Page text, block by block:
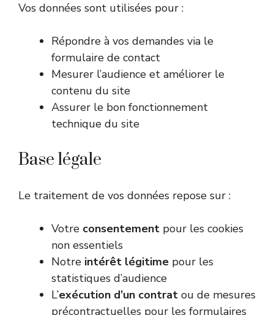
Vos données sont utilisées pour :
Répondre à vos demandes via le
formulaire de contact
Mesurer l’audience et améliorer le
contenu du site
Assurer le bon fonctionnement
technique du site
Base légale
Le traitement de vos données repose sur :
Votre consentement pour les cookies
non essentiels
Notre intérêt légitime pour les
statistiques d’audience
L’exécution d’un contrat ou de mesures
précontractuelles pour les formulaires